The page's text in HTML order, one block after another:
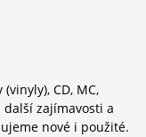
CD, MC,
další zajímavosti a
nové i použité.